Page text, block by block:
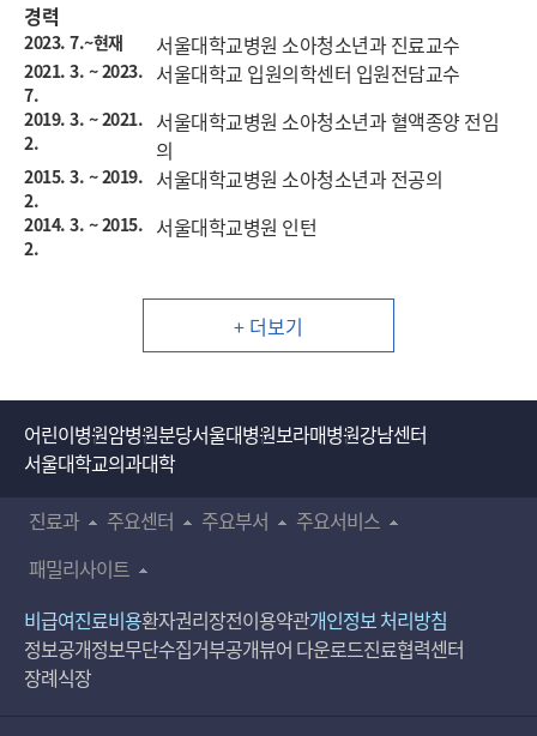
경력
2023. 7.~현재 서울대학교병원 소아청소년과 진료교수
2021. 3. ~ 2023.
7.
서울대학교 입원의학센터 입원전담교수
2019. 3. ~ 2021.
2.
서울대학교병원 소아청소년과 혈액종양 전임
의
2015. 3. ~ 2019.
2.
서울대학교병원 소아청소년과 전공의
2014. 3. ~ 2015.
2.
서울대학교병원 인턴
+ 더보기
어린이병원암병원분당서울대병원보라매병원강남센터
서울대학교의과대학
진료과
주요센터 주요부서
주요서비스
패밀리사이트
비급여진료비용환자권리장전이용약관개인정보 처리방침
정보공개정보무단수집거부공개뷰어 다운로드진료협력센터
장례식장